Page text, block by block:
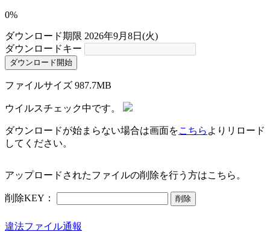
0%
ダウンロード期限 2026年9月8日(火)
ダウンロードキー
ダウンロード開始
ファイルサイズ 987.7MB
ウイルスチェック中です。
ダウンロードが始まらない場合は画面をこちら よりリロード
してください。
アップロードされたファイルの削除を行う方はこちら。
削除KEY： 削除
違法ファイル通報